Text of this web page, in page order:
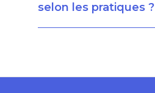
selon les pratiques ?